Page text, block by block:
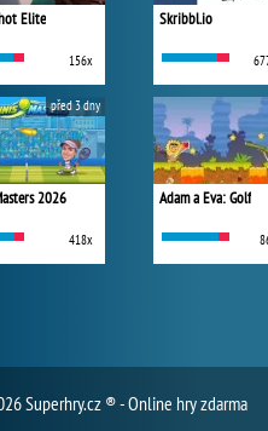
Elite
156x
2026
418x
před 3 dny
Skribbl.io
Adam a Eva: Golf
Superhry.cz ® - Online hry zdarma